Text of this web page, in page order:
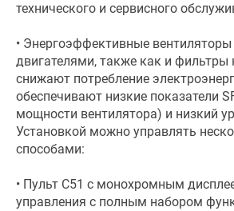
технического и сервисного
• Энергоэффективные вентиляторы
двигателями, также как и фильтры
снижают потребление
обеспечивают низкие показатели
мощности вентилятора) и низкий
Установкой можно управлять
способами:
• Пульт С51 с монохромным
управления с полным набором